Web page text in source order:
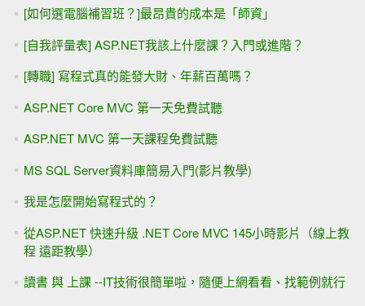
[如何選電腦補習班？]最昂貴的成本是「師資」
[自我評量表] ASP.NET我該上什麼課？入門或進階？
[轉職] 寫程式真的能發大財、年薪百萬嗎？
ASP.NET Core MVC 第一天免費試聽
ASP.NET MVC 第一天課程免費試聽
MS SQL Server資料庫簡易入門(影片教學)
我是怎麼開始寫程式的？
從ASP.NET 快速升級 .NET Core MVC 145小時影片（線上教
程 遠距教學）
讀書 與 上課 --IT技術很簡單啦，隨便上網看看、找範例就行